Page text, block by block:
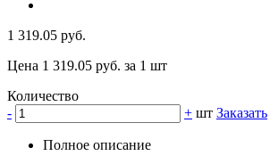
1 319.05 руб.
Цена 1 319.05 руб. за 1 шт
Количество
-
+ шт Заказать
Полное описание